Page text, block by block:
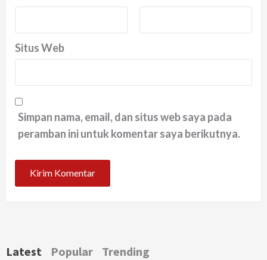
Situs Web
Simpan nama, email, dan situs web saya pada
peramban ini untuk komentar saya berikutnya.
Latest Popular Trending